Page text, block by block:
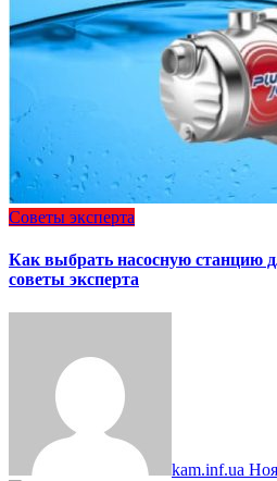
Советы эксперта
Как выбрать насосную станцию
советы эксперта
kam.inf.ua